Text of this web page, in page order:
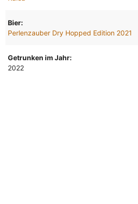
Bier:
Perlenzauber Dry Hopped Edition 2021
Getrunken im Jahr:
2022